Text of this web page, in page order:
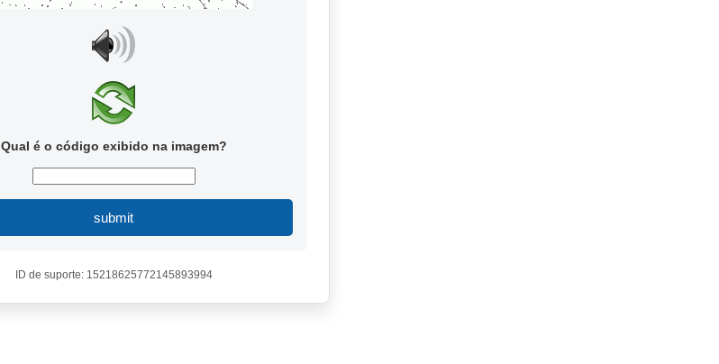
Qual é o código exibido na imagem?
submit
ID de suporte: 15218625772145893994